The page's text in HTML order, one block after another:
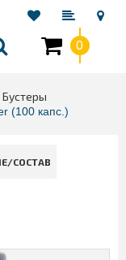
0
Бустеры
(100 капс.)
СОСТАВ